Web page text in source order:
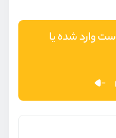
وارد شده یا